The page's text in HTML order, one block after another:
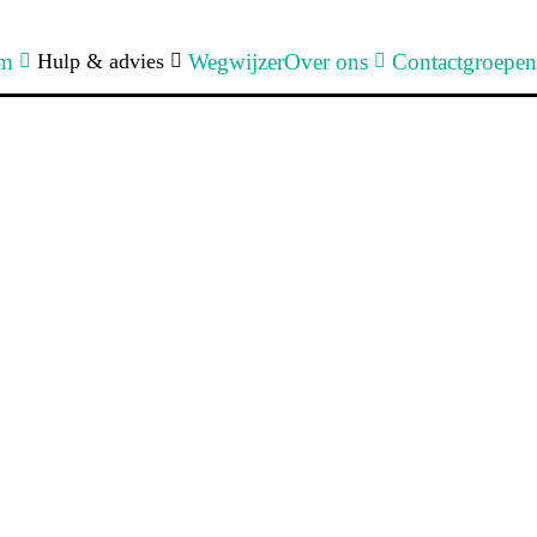
Hulp & advies WegwijzerOver ons Contactgroepen